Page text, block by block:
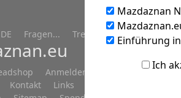
Mazdaznan
Einführung
Ich
Fragen... Treffen/Seminare
Anmelden Datenschutz
Kontakt Links